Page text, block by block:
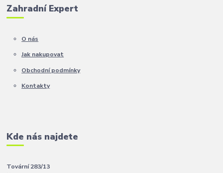
Zahradní Expert
O nás
Jak nakupovat
Obchodní podmínky
Kontakty
Kde nás najdete
Tovární 283/13